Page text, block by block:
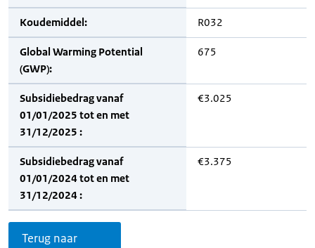
Koudemiddel: R032
Global Warming Potential
(GWP):
675
Subsidiebedrag vanaf
01/01/2025 tot en met
31/12/2025 :
€3.025
Subsidiebedrag vanaf
01/01/2024 tot en met
31/12/2024 :
€3.375
Terug naar